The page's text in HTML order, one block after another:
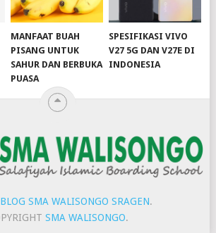
MANFAAT BUAH
PISANG UNTUK
SAHUR DAN BERBUKA
PUASA
SPESIFIKASI VIVO
V27 5G DAN V27E DI
INDONESIA
BLOG SMA WALISONGO SRAGEN.
SMA WALISONGO.